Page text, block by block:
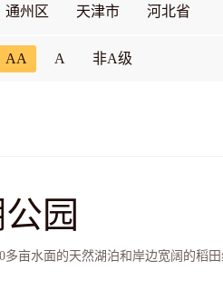
通州区 天津市 河北省
AA A 非A级
园
多亩水面的天然湖泊和岸边宽阔的稻